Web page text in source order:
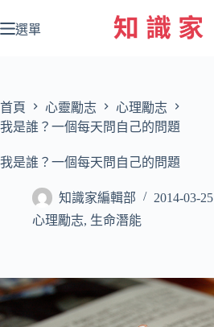
至
容
選單
首頁 心靈勵志
心理勵志
我是誰？一個每天問自己的問題
我是誰？一個每天問自己的問題
知識家編輯部
2014-03-25
心理勵志, 生命潛能